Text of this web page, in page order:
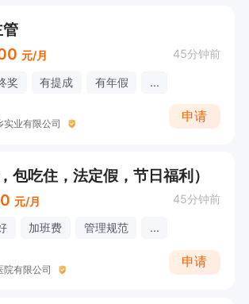
元/月 45分钟前
奖 有提成 有年假 ...
实业有限公司
申请
包吃住，法定假，节日福利）
元/月 45分钟前
加班费 管理规范 ...
院有限公司
申请